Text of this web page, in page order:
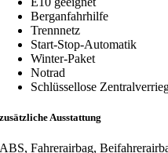
Berganfahrhilfe
Trennnetz
Start-Stop-Automatik
Winter-Paket
Notrad
Schlüssellose
zusätzliche Ausstattung
ABS, Fahrerairbag,